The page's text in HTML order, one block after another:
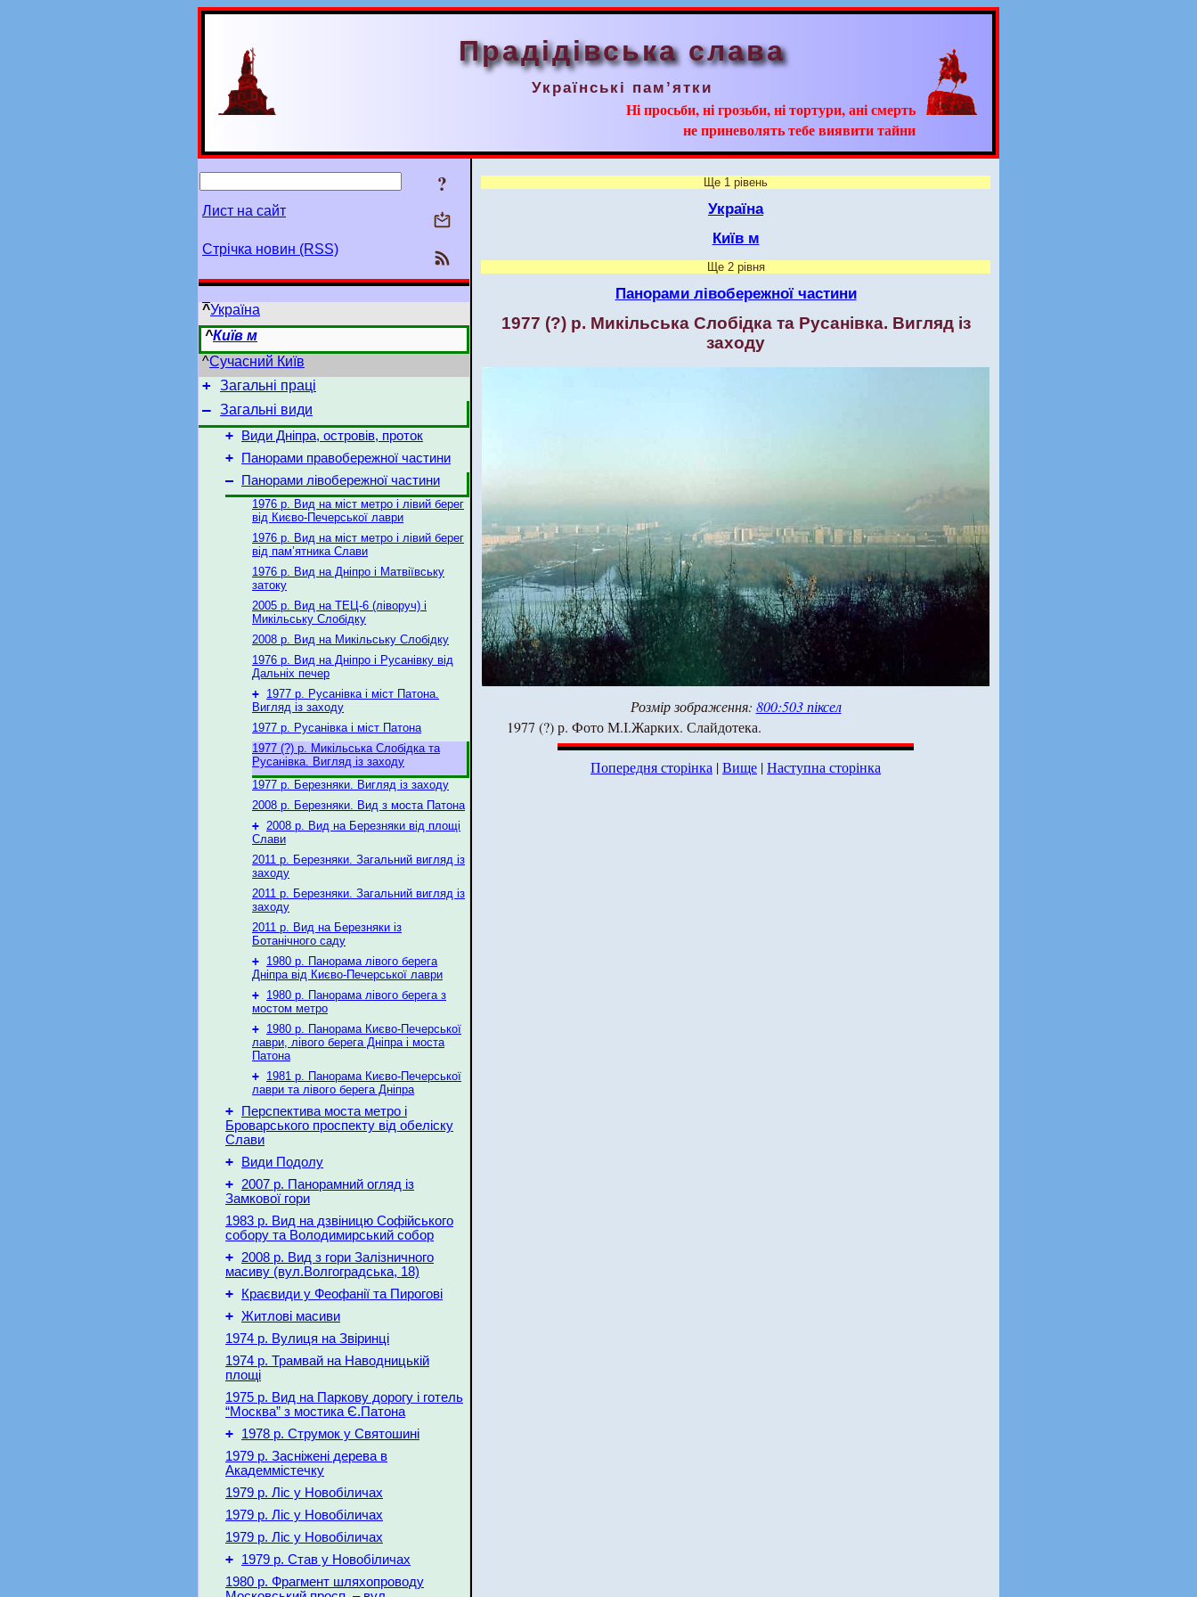
Прадідівська слава
Українські пам’ятки
Ні просьби, ні грозьби, ні тортури, ані смерть
не приневолять тебе виявити тайни
?
Лист на сайт
Стрічка новин (RSS)
^Україна
^Київ м
^Сучасний Київ
+ Загальні праці
– Загальні види
+
Види Дніпра, островів, проток
+ Панорами правобережної частини
– Панорами лівобережної частини
1976 р. Вид на міст метро і лівий берег
від Києво-Печерської лаври
1976 р. Вид на міст метро і лівий берег
від пам’ятника Слави
1976 р. Вид на Дніпро і Матвіївську
затоку
2005 р. Вид на ТЕЦ-6 (ліворуч) і
Микільську Слобідку
2008 р. Вид на Микільську Слобідку
1976 р. Вид на Дніпро і Русанівку від
Дальніх печер
+ 1977 р. Русанівка і міст Патона.
Вигляд із заходу
1977 р. Русанівка і міст Патона
1977 (?) р. Микільська Слобідка та
Русанівка. Вигляд із заходу
1977 р. Березняки. Вигляд із заходу
2008 р. Березняки. Вид з моста Патона
+ 2008 р. Вид на Березняки від площі
Слави
2011 р. Березняки. Загальний вигляд із
заходу
2011 р. Березняки. Загальний вигляд із
заходу
2011 р. Вид на Березняки із
Ботанічного саду
+ 1980 р. Панорама лівого берега
Дніпра від Києво-Печерської лаври
+ 1980 р. Панорама лівого берега з
мостом метро
+ 1980 р. Панорама Києво-Печерської
лаври, лівого берега Дніпра і моста
Патона
+ 1981 р. Панорама Києво-Печерської
лаври та лівого берега Дніпра
+
Перспектива моста метро і
Броварського проспекту від обеліску
Слави
+ Види Подолу
+
2007 р. Панорамний огляд із
Замкової гори
1983 р. Вид на дзвіницю Софійського
собору та Володимирський собор
+
2008 р. Вид з гори Залізничного
масиву (вул.Волгоградська, 18)
+ Краєвиди у Феофанії та Пирогові
+ Житлові масиви
1974 р. Вулиця на Звіринці
1974 р. Трамвай на Наводницькій
площі
1975 р. Вид на Паркову дорогу і готель
“Москва” з мостика Є.Патона
+
1978 р. Струмок у Святошині
1979 р. Засніжені дерева в
Академмістечку
1979 р. Ліс у Новобіличах
1979 р. Ліс у Новобіличах
1979 р. Ліс у Новобіличах
+
1979 р. Став у Новобіличах
1980 р. Фрагмент шляхопроводу
Ще 1 рівень
Україна
Київ м
Ще 2 рівня
Панорами лівобережної частини
1977 (?) р. Микільська Слобідка та Русанівка. Вигляд із
заходу
Розмір зображення: 800:503 піксел
1977 (?) р. Фото М.І.Жарких. Слайдотека.
Попередня сторінка |Вище |Наступна сторінка